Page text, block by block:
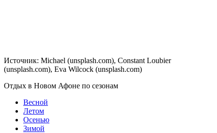
Источник: Michael (unsplash.com), Constant Loubier
(unsplash.com), Eva Wilcock (unsplash.com)
Отдых в Новом Афоне по сезонам
Весной
Летом
Осенью
Зимой